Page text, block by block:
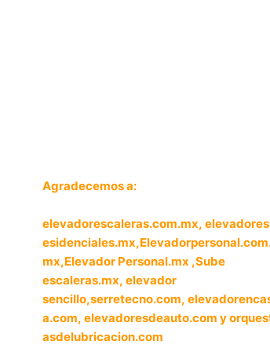
Agradecemos a:
elevadorescaleras.com.mx,
esidenciales.mx,
mx,Elevador Personal.mx ,Sube
escaleras.mx, elevador
sencillo,serretecno.com,
a.com, elevadoresdeauto.com y
asdelubricacion.com